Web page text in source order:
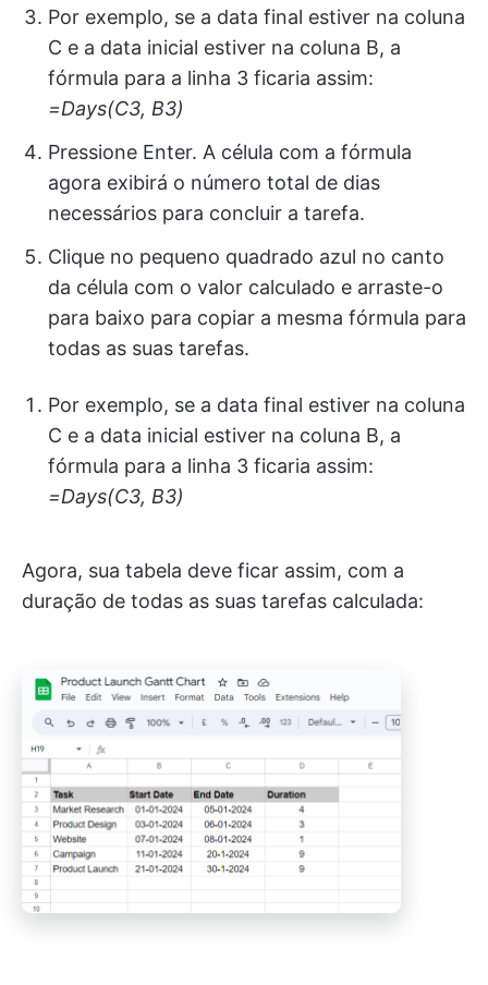
Por exemplo, se a data final estiver na coluna
C e a data inicial estiver na coluna B, a
fórmula para a linha 3 ficaria assim:
=Days(C3, B3)
Pressione Enter. A célula com a fórmula
agora exibirá o número total de dias
necessários para concluir a tarefa.
Clique no pequeno quadrado azul no canto
da célula com o valor calculado e arraste-o
para baixo para copiar a mesma fórmula para
todas as suas tarefas.
Por exemplo, se a data final estiver na coluna
C e a data inicial estiver na coluna B, a
fórmula para a linha 3 ficaria assim:
=Days(C3, B3)
Agora, sua tabela deve ficar assim, com a
duração de todas as suas tarefas calculada: